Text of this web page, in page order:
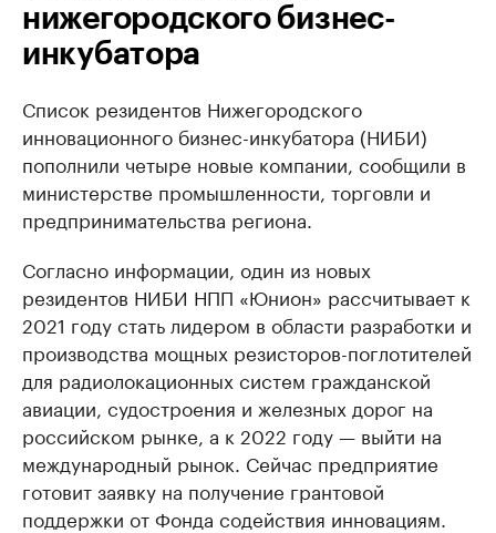
нижегородского бизнес-
инкубатора
Список резидентов Нижегородского
инновационного бизнес-инкубатора (НИБИ)
пополнили четыре новые компании, сообщили в
министерстве промышленности, торговли и
предпринимательства региона.
Согласно информации, один из новых
резидентов НИБИ НПП «Юнион» рассчитывает к
2021 году стать лидером в области разработки и
производства мощных резисторов-поглотителей
для радиолокационных систем гражданской
авиации, судостроения и железных дорог на
российском рынке, а к 2022 году — выйти на
международный рынок. Сейчас предприятие
готовит заявку на получение грантовой
поддержки от Фонда содействия инновациям.